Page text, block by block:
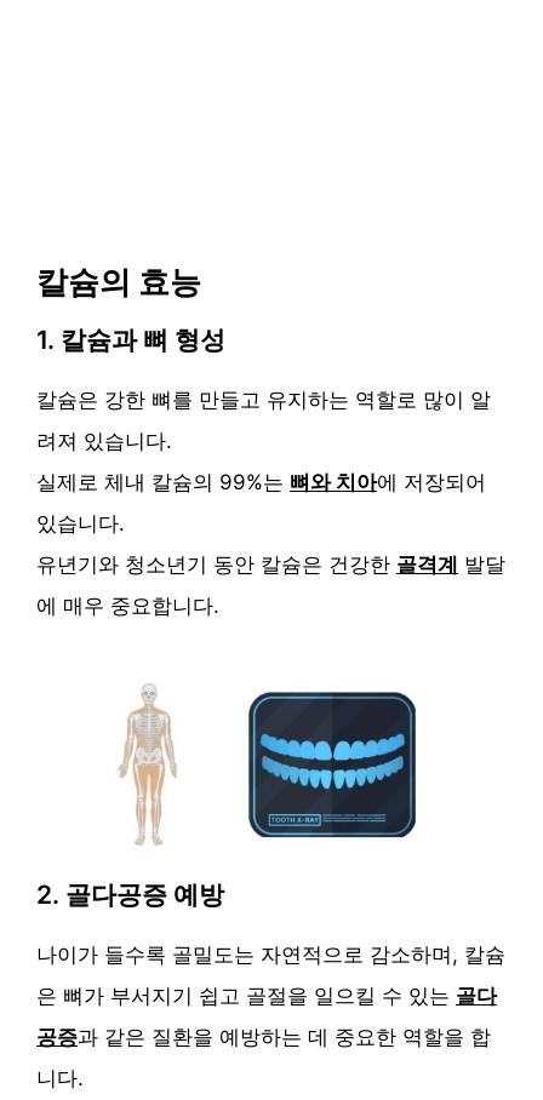
칼슘의 효능
1. 칼슘과 뼈 형성
칼슘은 강한 뼈를 만들고 유지하는 역할로 많이 알
려져 있습니다.
실제로 체내 칼슘의 99%는 뼈와 치아에 저장되어
있습니다.
유년기와 청소년기 동안 칼슘은 건강한 골격계 발달
에 매우 중요합니다.
2. 골다공증 예방
나이가 들수록 골밀도는 자연적으로 감소하며, 칼슘
은 뼈가 부서지기 쉽고 골절을 일으킬 수 있는 골다
공증과 같은 질환을 예방하는 데 중요한 역할을 합
니다.